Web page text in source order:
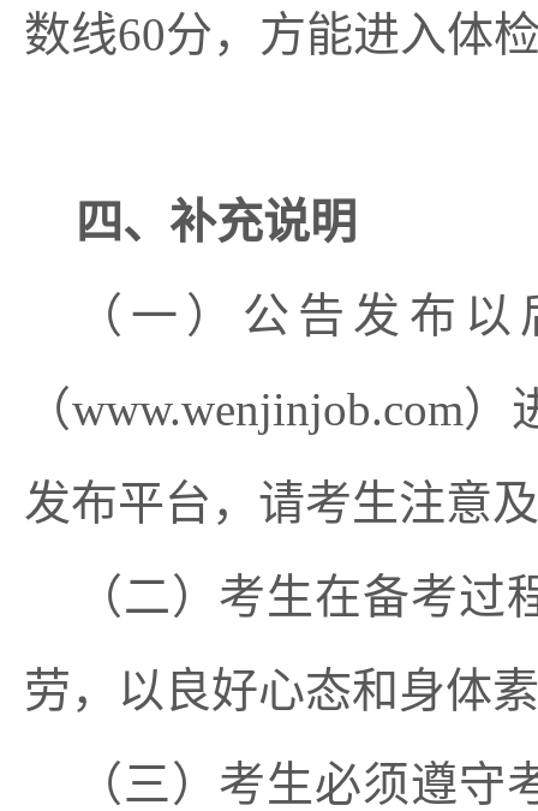
数线60分，方能进入体
四、补充说明
（一）公告发布
（www.wenjinjob.com
发布平台，请考生注意
（二）考生在备考
劳，以良好心态和身体
（三）考生必须遵